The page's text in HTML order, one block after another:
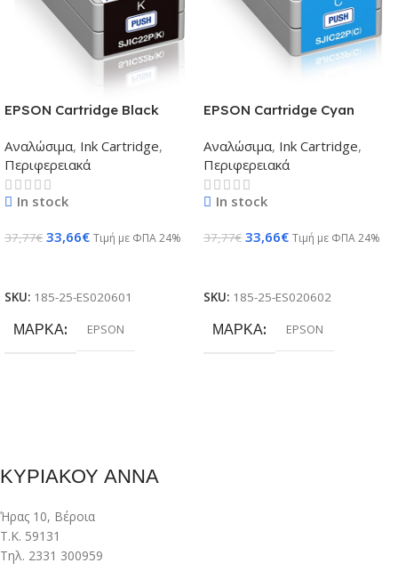
EPSON Cartridge Black
Αναλώσιμα, Ink Cartridge,
Περιφερειακά
In stock
37,77€ 33,66€ Τιμή με ΦΠΑ 24%
SKU: 185-25-ES020601
ΜΆΡΚΑ EPSON
EPSON Cartridge Cyan
Αναλώσιμα, Ink Cartridge,
Περιφερειακά
In stock
37,77€ 33,66€ Τιμή με ΦΠΑ 24%
SKU: 185-25-ES020602
ΜΆΡΚΑ EPSON
ΚΥΡΙΑΚΟΥ ΑΝΝΑ
Ήρας 10, Βέροια
Τ.Κ. 59131
Τηλ. 2331 300959